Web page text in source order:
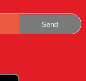
Send